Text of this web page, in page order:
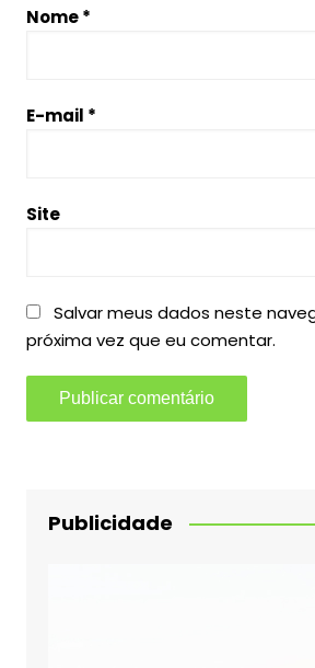
Nome*
E-mail *
Site
Salvar meus dados neste
próxima vez que eu comentar.
Publicidade